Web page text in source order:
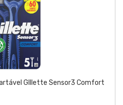
GIllette Sensor3 Comfort